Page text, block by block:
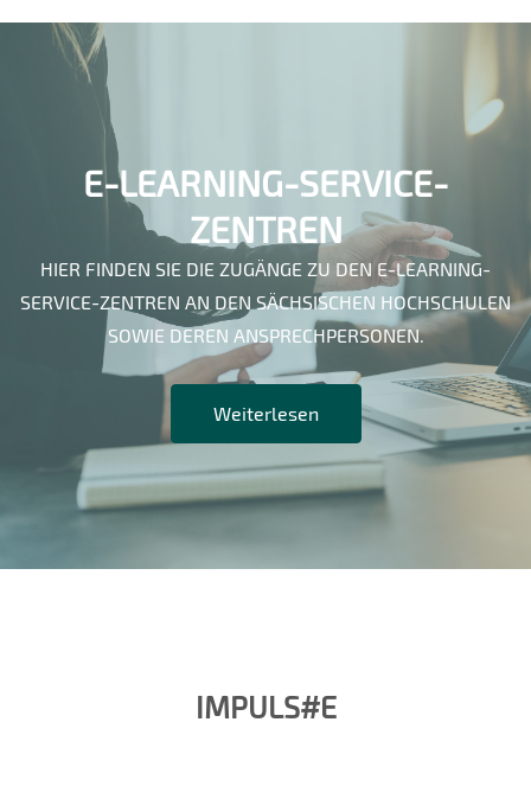
E-LEARNING-SERVICE-
ZENTREN
HIER FINDEN SIE DIE ZUGÄNGE ZU DEN E-LEARNING-
SERVICE-ZENTREN AN DEN SÄCHSISCHEN HOCHSCHULEN
SOWIE DEREN ANSPRECHPERSONEN.
Weiterlesen
IMPULS#E